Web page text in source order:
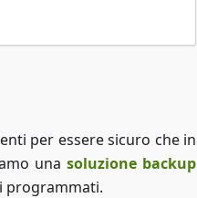
per essere sicuro che in
una soluzione backup
programmati.